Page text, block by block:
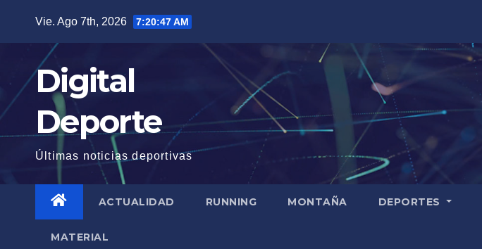
contenido
Vie. Ago 7th, 2026 7:20:47 AM
Digital
Deporte
Últimas noticias deportivas
ACTUALIDAD RUNNING MONTAÑA DEPORTES
MATERIAL